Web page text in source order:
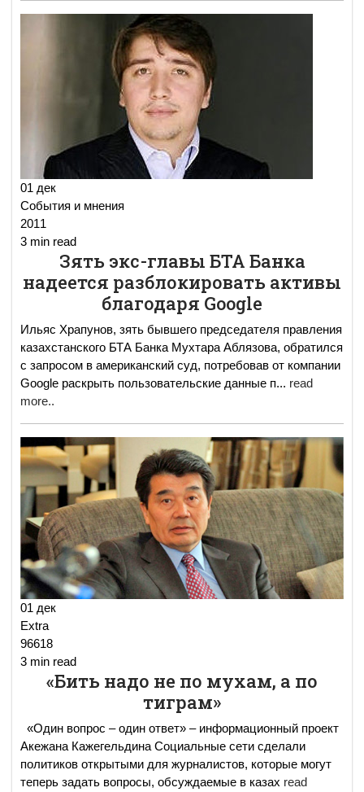
01 дек
События и мнения
2011
3 min read
Зять экс-главы БТА Банка
надеется разблокировать активы
благодаря Google
Ильяс Храпунов, зять бывшего председателя правления
казахстанского БТА Банка Мухтара Аблязова, обратился
с запросом в американский суд, потребовав от компании
Google раскрыть пользовательские данные п... read
more..
01 дек
Extra
96618
3 min read
«Бить надо не по мухам, а по
тиграм»
«Один вопрос – один ответ» – информационный проект
Акежана Кажегельдина Социальные сети сделали
политиков открытыми для журналистов, которые могут
теперь задать вопросы, обсуждаемые в казах read